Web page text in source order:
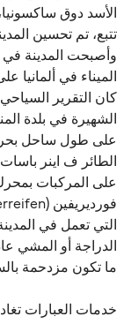
الأسد دوق
تتبع، تم تحسين
الميناء في ألمانيا
كان التقرير
على طول ساحل بحر
الطائر ف اينر
على المركبات
التي تعمل في
الدراجة أو المشي
ما تكون مزدحمة
خدمات العبارات